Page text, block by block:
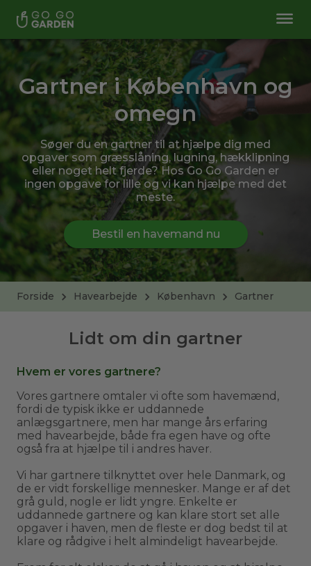
Gartner i København og
omegn
Søger du en gartner til at hjælpe dig med
opgaver som græsslåning, lugning, hækklipning
eller noget helt fjerde? Hos Go Go Garden er
ingen opgave for lille og vi kan hjælpe med det
meste.
Bestil en havemand nu
Forside Havearbejde København Gartner
Lidt om din gartner
Hvem er vores gartnere?
Vores gartnere omtaler vi ofte som havemænd,
fordi de typisk ikke er uddannede
anlægsgartnere, men har mange års erfaring
med havearbejde, både fra egen have og ofte
også fra at hjælpe til i andres haver.
Vi har gartnere tilknyttet over hele Danmark, og
de er vidt forskellige mennesker. Mange er af det
grå guld, nogle er lidt yngre. Enkelte er
uddannede gartnere og kan klare stort set alle
opgaver i haven, men de fleste er dog bedst til at
klare og rådgive i helt almindeligt havearbejde.